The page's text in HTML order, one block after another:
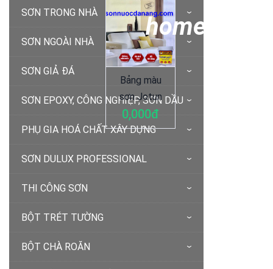
homes
SƠN TRONG NHÀ
SƠN NGOÀI NHÀ
SƠN GIẢ ĐÁ
SƠN EPOXY, CÔNG NGHIỆP, SƠN DẦU
PHỤ GIA HOÁ CHẤT XÂY DỰNG
SƠN DULUX PROFESSIONAL
THI CÔNG SƠN
BỘT TRÉT TƯỜNG
BỘT CHÀ ROĂN
Bảng màu
sơn Jotun
0,000đ